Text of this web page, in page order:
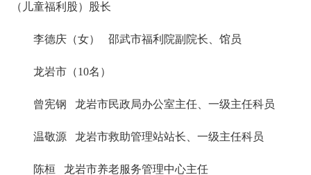
（儿童福利股）股长
李德庆（女） 邵武市福利院副院长、馆员
龙岩市（10名）
曾宪钢 龙岩市民政局办公室主任、一级主任科员
温敬源 龙岩市救助管理站站长、一级主任科员
陈桓 龙岩市养老服务管理中心主任